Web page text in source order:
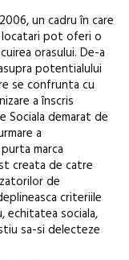
un cadru în care
locatari pot oferi o
orasului. De-a
potentialului
se confrunta cu
a înscris
Sociala demarat de
a
marca
creata de catre
de
criteriile
echitatea sociala,
sa-si delecteze